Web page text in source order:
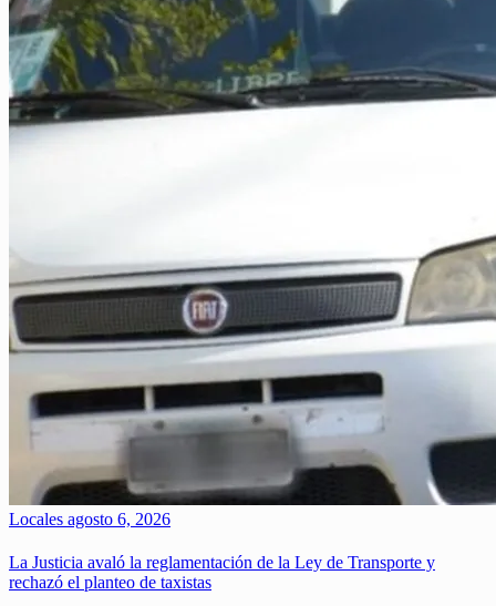
Locales agosto 6, 2026
La Justicia avaló la reglamentación de la Ley de Transporte y
rechazó el planteo de taxistas